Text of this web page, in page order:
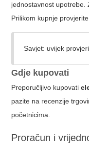
jednostavnost upotrebe.
Prilikom kupnje
Savjet: uvijek
Gdje kupovati
Preporučljivo kupovati
pazite na recenzije
početnicima.
Proračun i